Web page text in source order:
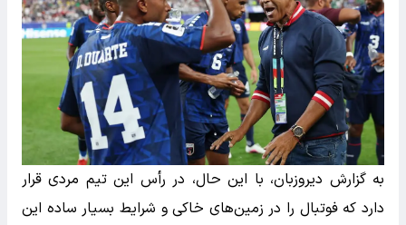
به گزارش دیروزبان، با این حال، در رأس این تیم مردی قرار
دارد که فوتبال را در زمین‌های خاکی و شرایط بسیار ساده این